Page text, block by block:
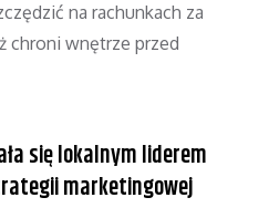
na rachunkach za
chroni wnętrze przed
się lokalnym liderem
marketingowej